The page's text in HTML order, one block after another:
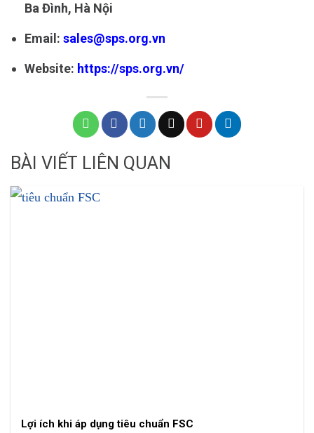
Ba Đình, Hà Nội
Email: sales@sps.org.vn
Website: https://sps.org.vn/
BÀI VIẾT LIÊN QUAN
Lợi ích khi áp dụng tiêu chuẩn FSC